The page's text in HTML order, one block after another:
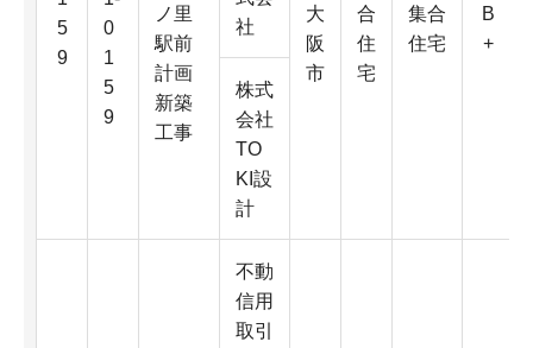
5
9
0
1
5
9
ノ里
駅前
計画
新築
工事
社
大
阪
市
合
住
宅
集合
住宅
B
+
株式
会社
TO
KI設
計
不動
信用
取引